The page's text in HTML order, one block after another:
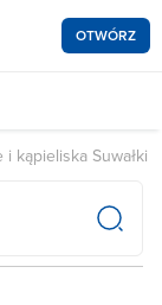
OTWÓRZ
i kąpieliska Suwałki